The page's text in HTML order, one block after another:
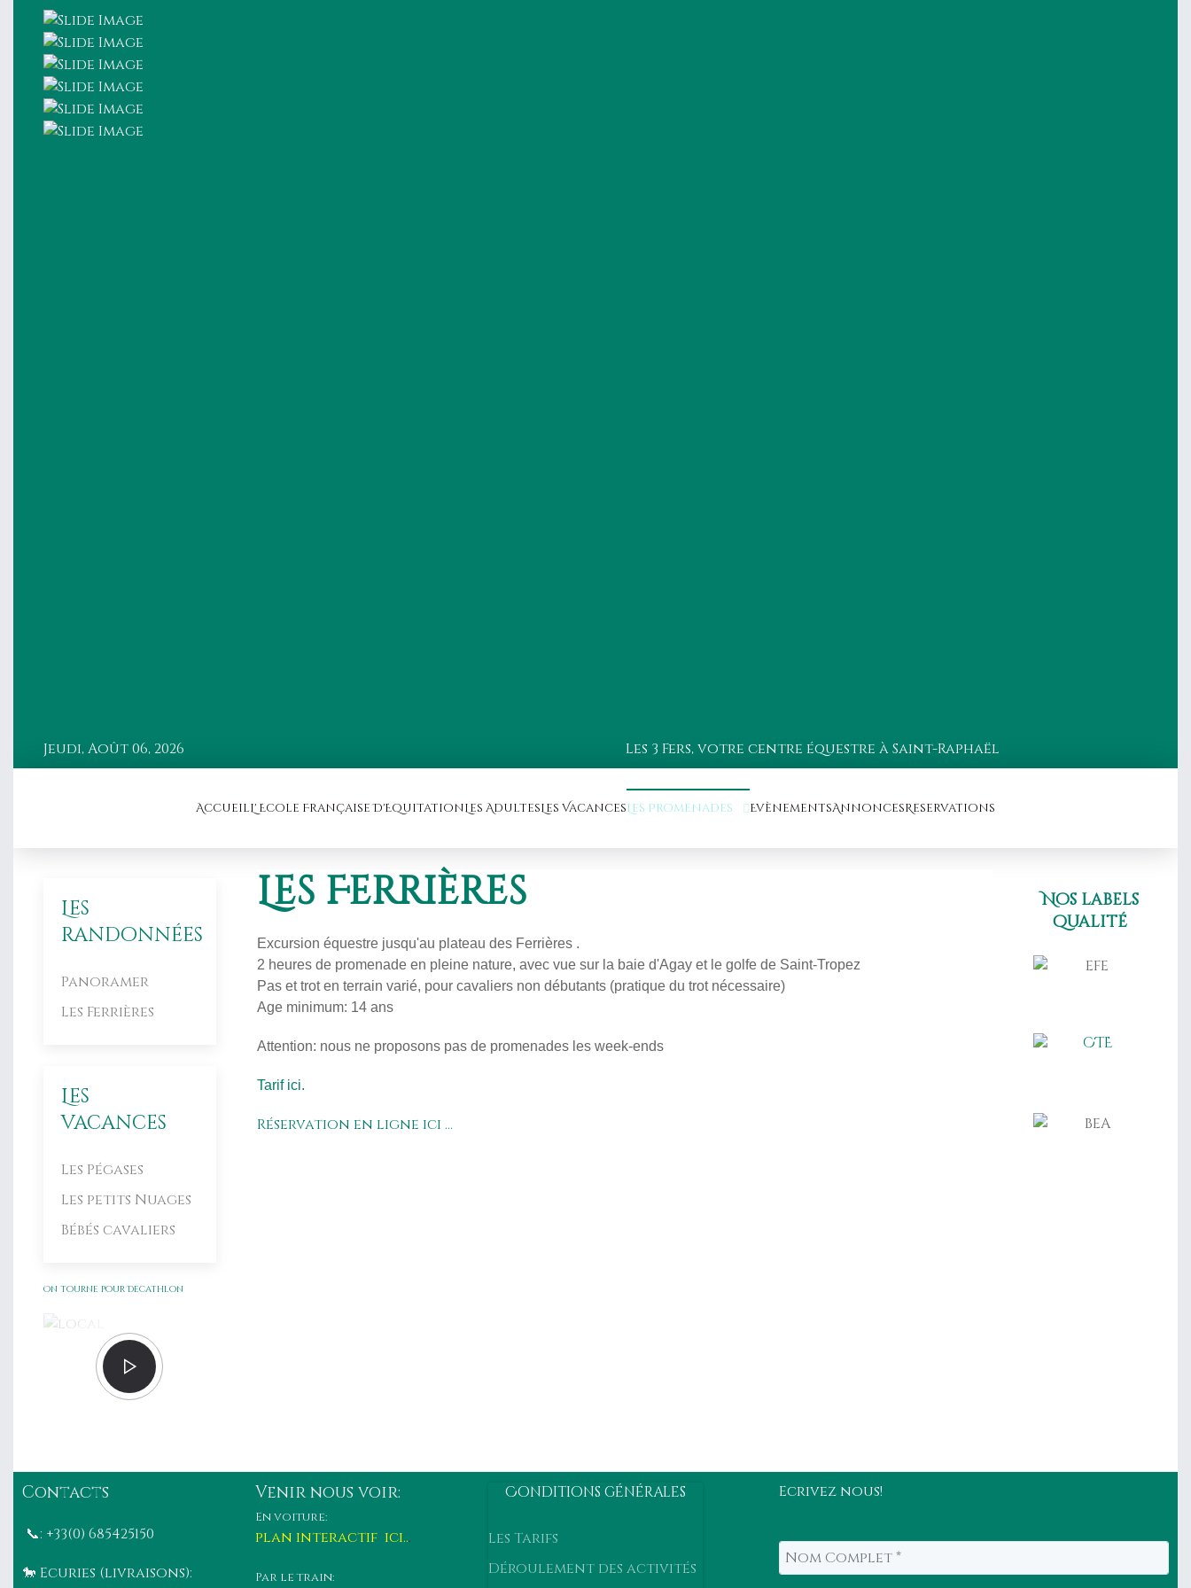
Jeudi, Août 06, 2026 Les 3 Fers, votre centre équestre à Saint-Raphaël
AccueilL' Ecole Française D'EquitationLes AdultesLes VacancesLes Promenades EvènementsAnnoncesReservations
Les
randonnées
Panoramer
Les Ferrières
Les
vacances
Les Pégases
Les petits Nuages
Bébés cavaliers
On tourne pour Decathlon
Les Ferrières
Excursion équestre jusqu'au plateau des Ferrières .
2 heures de promenade en pleine nature, avec vue sur la baie d'Agay et le golfe de Saint-Tropez
Pas et trot en terrain varié, pour cavaliers non débutants (pratique du trot nécessaire)
Age minimum: 14 ans
Attention: nous ne proposons pas de promenades les week-ends
Tarif ici.
Réservation en ligne ici ...
Nos labels
qualité
Contacts
📞: +33(0) 685425150
🐎 Ecuries (livraisons):
Venir nous voir:
En voiture:
plan interactif ici...
Par le train:
Conditions générales
Les Tarifs
Déroulement des activités
Ecrivez nous!